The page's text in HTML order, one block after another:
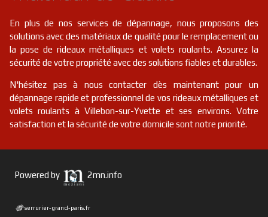
En plus de nos services de dépannage, nous proposons des
solutions avec des matériaux de qualité pour le remplacement ou
la pose de rideaux métalliques et volets roulants. Assurez la
sécurité de votre propriété avec des solutions fiables et durables.
N'hésitez pas à nous contacter dès maintenant pour un
dépannage rapide et professionnel de vos rideaux métalliques et
volets roulants à Villebon-sur-Yvette et ses environs. Votre
satisfaction et la sécurité de votre domicile sont notre priorité.
Powered by 2mn.info
serrurier-grand-paris.fr